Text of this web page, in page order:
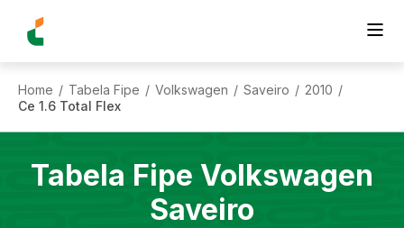
Home / Tabela Fipe / Volkswagen / Saveiro / 2010 /
Ce 1.6 Total Flex
Tabela Fipe Volkswagen
Saveiro